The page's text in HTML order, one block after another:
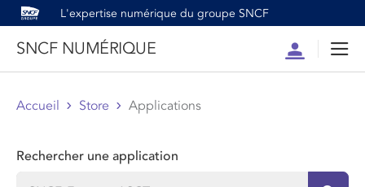
L'expertise numérique du groupe SNCF
SNCF NUMÉRIQUE
Compte
Accueil Store Applications
Rechercher une application